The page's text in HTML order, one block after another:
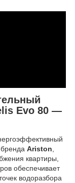
Evo 80 —
бренда Ariston,
квартиры,
обеспечивает
водоразбора